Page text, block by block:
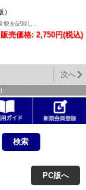
を記録し..
販売価格: 2,750円(税込)
次へ
PC版へ